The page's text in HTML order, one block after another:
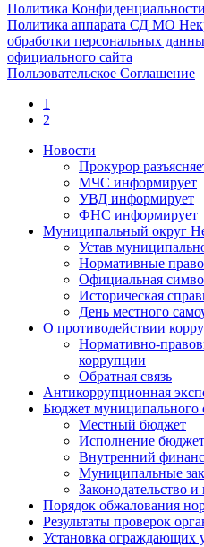
Политика Конфиденциальности
Политика аппарата СД МО
обработки персональных
официального сайта
Пользовательское Соглашение
1
2
Новости
Прокурор
МЧС информирует
УВД информирует
ФНС информирует
Муниципальный округ
Устав
Нормативные
Официальная
Историческая
День местного
О противодействии
Нормативно-
коррупции
Обратная связь
Антикоррупционная
Бюджет муниципального
Местный бюджет
Исполнение
Внутренний
Муниципальные
Законодательство
Порядок обжалования
Результаты проверок
Установка ограждающих